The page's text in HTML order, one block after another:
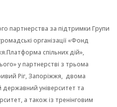
партнерства за підтримки Групи
організації «Фонд
спільних дій»,
у партнерстві з трьома
Ріг, Запоріжжя, двома
державний університет та
а також із тренінговим